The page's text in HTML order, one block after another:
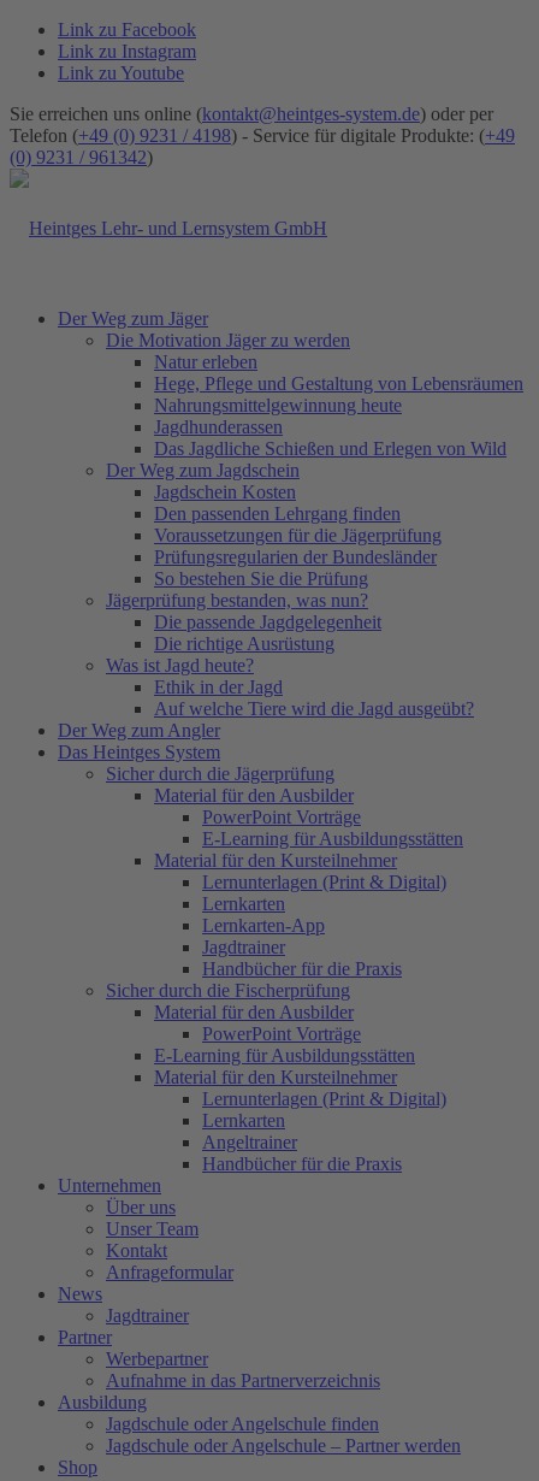
Link zu Facebook
Link zu Instagram
Link zu Youtube
Sie erreichen uns online (kontakt@heintges-system.de) oder per
Telefon (+49 (0) 9231 / 4198) - Service für digitale Produkte: (+49
(0) 9231 / 961342)
Der Weg zum Jäger
Die Motivation Jäger zu werden
Natur erleben
Hege, Pflege und Gestaltung von Lebensräumen
Nahrungsmittelgewinnung heute
Jagdhunderassen
Das Jagdliche Schießen und Erlegen von Wild
Der Weg zum Jagdschein
Jagdschein Kosten
Den passenden Lehrgang finden
Voraussetzungen für die Jägerprüfung
Prüfungsregularien der Bundesländer
So bestehen Sie die Prüfung
Jägerprüfung bestanden, was nun?
Die passende Jagdgelegenheit
Die richtige Ausrüstung
Was ist Jagd heute?
Ethik in der Jagd
Auf welche Tiere wird die Jagd ausgeübt?
Der Weg zum Angler
Das Heintges System
Sicher durch die Jägerprüfung
Material für den Ausbilder
PowerPoint Vorträge
E-Learning für Ausbildungsstätten
Material für den Kursteilnehmer
Lernunterlagen (Print & Digital)
Lernkarten
Lernkarten-App
Jagdtrainer
Handbücher für die Praxis
Sicher durch die Fischerprüfung
Material für den Ausbilder
PowerPoint Vorträge
E-Learning für Ausbildungsstätten
Material für den Kursteilnehmer
Lernunterlagen (Print & Digital)
Lernkarten
Angeltrainer
Handbücher für die Praxis
Unternehmen
Über uns
Unser Team
Kontakt
Anfrageformular
News
Jagdtrainer
Partner
Werbepartner
Aufnahme in das Partnerverzeichnis
Ausbildung
Jagdschule oder Angelschule finden
Jagdschule oder Angelschule – Partner werden
Shop